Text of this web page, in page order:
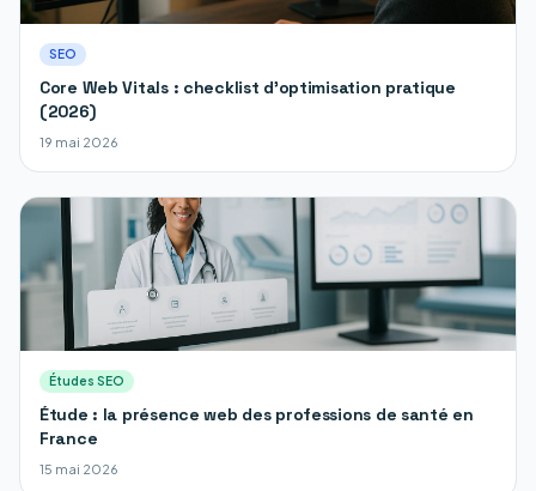
SEO
Core Web Vitals : checklist d'optimisation pratique
(2026)
19 mai 2026
Études SEO
Étude : la présence web des professions de santé en
France
15 mai 2026